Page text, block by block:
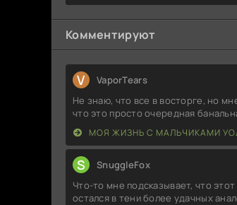
Комментируют
V VaporTears
Не знаю, что все в восторге, но
что это просто очередная
МОЯ ЖИЗНЬ С МАЛЬЧИКАМИ
S SnuggleFox
Что-то мне подсказывает, что
остался в тени более удачных